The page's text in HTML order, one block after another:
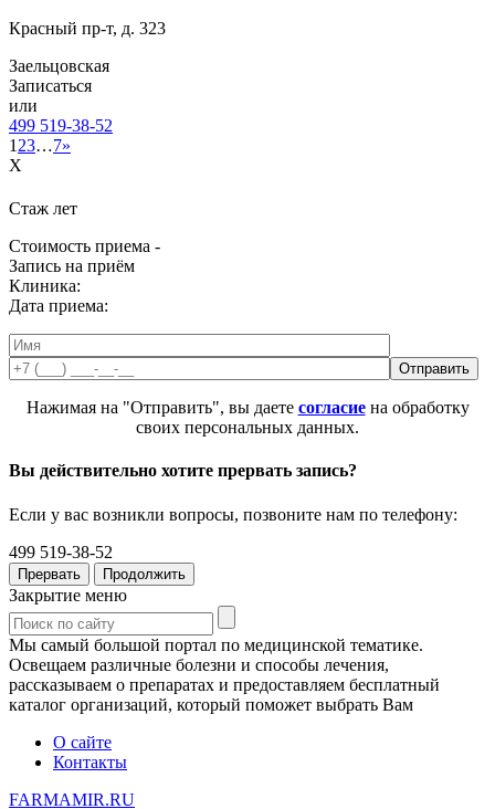
Красный пр-т, д. 323
Заельцовская
Записаться
или
499 519-38-52
1 23…7»
X
Стаж лет
Стоимость приема -
Запись на приём
Клиника:
Дата приема:
Нажимая на "Отправить", вы даете согласиена обработку
своих персональных данных.
Вы действительно хотите прервать запись?
Если у вас возникли вопросы, позвоните нам по телефону:
499 519-38-52
Прервать Продолжить
Закрытие меню
Мы самый большой портал по медицинской тематике.
Освещаем различные болезни и способы лечения,
рассказываем о препаратах и предоставляем бесплатный
каталог организаций, который поможет выбрать Вам
О сайте
Контакты
FARMAMIR.RU